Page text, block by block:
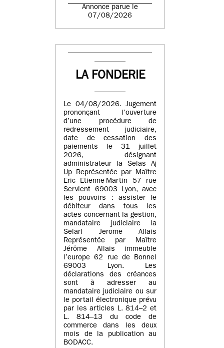
Annonce parue le
07/08/2026
LA FONDERIE
Le 04/08/2026. Jugement
prononçant l’ouverture
d’une procédure de
redressement judiciaire,
date de cessation des
paiements le 31 juillet
2026, désignant
administrateur la Selas Aj
Up Représentée par Maître
Eric Etienne-Martin 57 rue
Servient 69003 Lyon, avec
les pouvoirs : assister le
débiteur dans tous les
actes concernant la gestion,
mandataire judiciaire la
Selarl Jerome Allais
Représentée par Maître
Jérôme Allais immeuble
l’europe 62 rue de Bonnel
69003 Lyon. Les
déclarations des créances
sont à adresser au
mandataire judiciaire ou sur
le portail électronique prévu
par les articles L. 814–2 et
L. 814–13 du code de
commerce dans les deux
mois de la publication au
BODACC.